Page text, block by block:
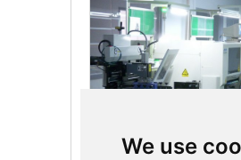
We use